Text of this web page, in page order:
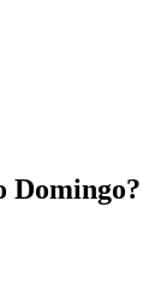
Domingo?